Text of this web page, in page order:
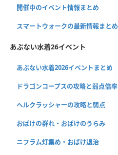
開催中のイベント情報まとめ
スマートウォークの最新情報まとめ
あぶない水着26イベント
あぶない水着2026イベントまとめ
ドラゴンコープスの攻略と弱点倍率
ヘルクラッシャーの攻略と弱点
おばけの群れ・おばけのうらみ
ニフラム灯集め・おばけ退治